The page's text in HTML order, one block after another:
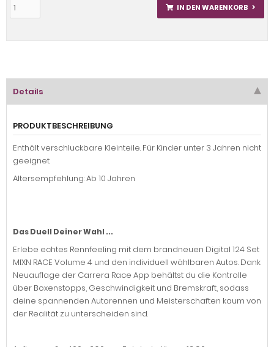
IN DEN WARENKORB
Details
PRODUKTBESCHREIBUNG
Enthält verschluckbare Kleinteile. Für Kinder unter 3 Jahren nicht
geeignet.
Altersempfehlung: Ab 10 Jahren
Das Duell Deiner Wahl ...
Erlebe echtes Rennfeeling mit dem brandneuen Digital 124 Set
MIXN RACE Volume 4 und den individuell wählbaren Autos. Dank
Neuauflage der Carrera Race App behältst du die Kontrolle
über Boxenstopps, Geschwindigkeit und Bremskraft, sodass
deine spannenden Autorennen und Meisterschaften kaum von
der Realität zu unterscheiden sind.